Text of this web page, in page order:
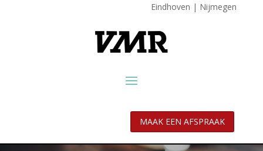
Eindhoven | Nijmegen
MAAK EEN AFSPRAAK